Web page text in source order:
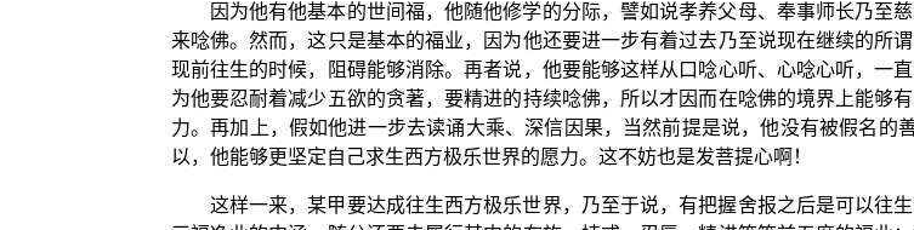
因为他有他基本的世间福，他随他修学的分际，譬如说孝养父母、奉事师长乃至
来唸佛。然而，这只是基本的福业，因为他还要进一步有着过去乃至说现在继续的所
现前往生的时候，阻碍能够消除。再者说，他要能够这样从口唸心听、心唸心听，一
为他要忍耐着减少五欲的贪著，要精进的持续唸佛，所以才因而在唸佛的境界上能够
力。再加上，假如他进一步去读诵大乘、深信因果，当然前提是说，他没有被假名的
以，他能够更坚定自己求生西方极乐世界的愿力。这不妨也是发菩提心啊！
这样一来，某甲要达成往生西方极乐世界，乃至于说，有把握舍报之后是可以往